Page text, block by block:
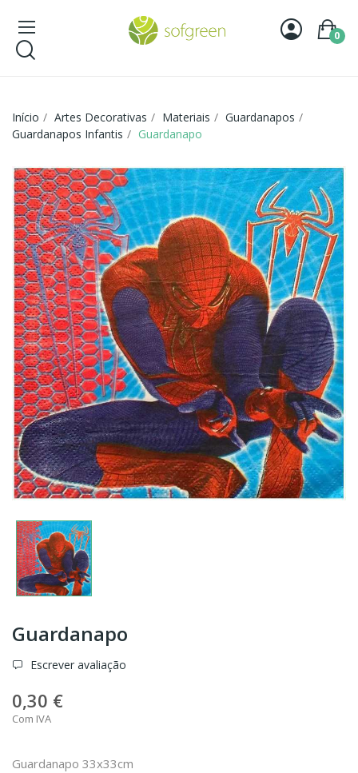
0
Início Artes Decorativas Materiais
Guardanapos
Guardanapos Infantis
Guardanapo
Guardanapo
Escrever avaliação
0,30 €
Com IVA
Guardanapo 33x33cm